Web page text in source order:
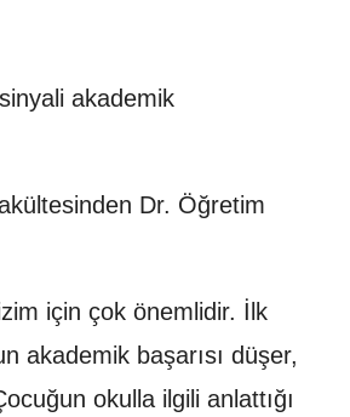
akademik
Dr. Öğretim
için çok önemlidir. İlk
akademik başarısı düşer,
okulla ilgili anlattığı